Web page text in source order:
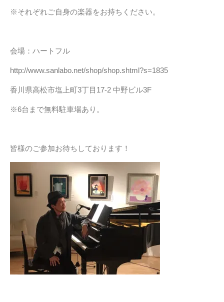
※それぞれご自身の楽器をお持ちください。
会場：ハートフル
http://www.sanlabo.net/shop/shop.shtml?s=1835
香川県高松市塩上町3丁目17-2 中野ビル3F
※6台まで無料駐車場あり。
皆様のご参加お待ちしております！